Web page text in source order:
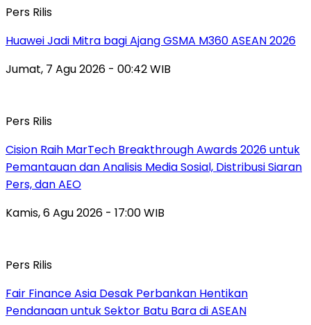
Pers Rilis
Huawei Jadi Mitra bagi Ajang GSMA M360 ASEAN 2026
Jumat, 7 Agu 2026 - 00:42 WIB
Pers Rilis
Cision Raih MarTech Breakthrough Awards 2026 untuk
Pemantauan dan Analisis Media Sosial, Distribusi Siaran
Pers, dan AEO
Kamis, 6 Agu 2026 - 17:00 WIB
Pers Rilis
Fair Finance Asia Desak Perbankan Hentikan
Pendanaan untuk Sektor Batu Bara di ASEAN